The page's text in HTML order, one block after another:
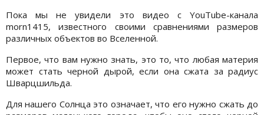
Пока мы не увидели это видео с YouTube-канала
morn1415, известного своими сравнениями размеров
различных объектов во Вселенной.
Первое, что вам нужно знать, это то, что любая материя
может стать черной дырой, если она сжата за радиус
Шварцшильда.
Для нашего Солнца это означает, что его нужно сжать до